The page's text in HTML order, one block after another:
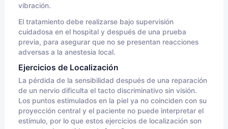
vibración.
El tratamiento debe realizarse bajo supervisión
cuidadosa en el hospital y después de una prueba
previa, para asegurar que no se presentan reacciones
adversas a la anestesia local.
Ejercicios de Localización
La pérdida de la sensibilidad después de una reparación
de un nervio dificulta el tacto discriminativo sin visión.
Los puntos estimulados en la piel ya no coinciden con su
proyección central y el paciente no puede interpretar el
estímulo, por lo que estos ejercicios de localización son